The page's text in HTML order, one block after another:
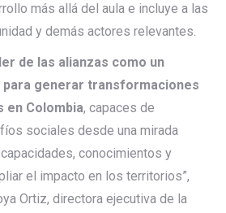
más allá del aula e incluye a las
y demás actores relevantes.
de las alianzas como un
generar transformaciones
en Colombia, capaces de
sociales desde una mirada
conocimientos y
el impacto en los territorios”,
Ortiz, directora ejecutiva de la